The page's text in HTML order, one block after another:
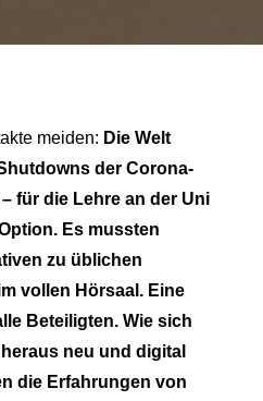
meiden: Die Welt
der Corona-
für die Lehre an der Uni
Es mussten
zu üblichen
vollen Hörsaal. Eine
Beteiligten. Wie sich
neu und digital
die Erfahrungen von